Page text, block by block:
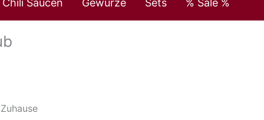
Chili Saucen Gewürze Sets % Sale %